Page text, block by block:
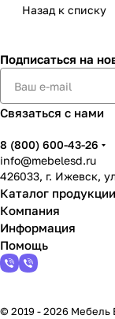
Назад к списку
Подписаться на
Связаться с нами
8 (800) 600-43-26
info@mebelesd.ru
426033, г. Ижевск,
Каталог продукции
Компания
Информация
Помощь
© 2019 - 2026 Мебель